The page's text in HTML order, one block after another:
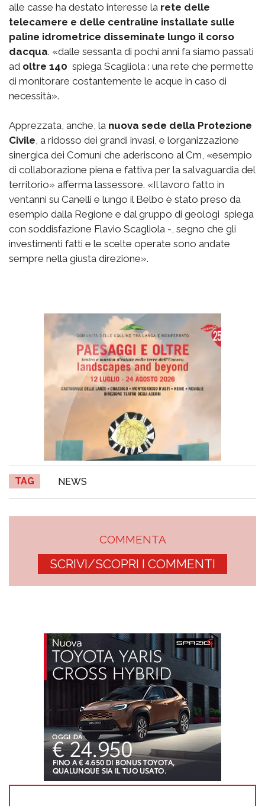
alle casse ha destato interesse la rete delle
telecamere e delle centraline installate sulle
paline idrometrice disseminate lungo il corso
dacqua. «dalle sessanta di pochi anni fa siamo passati
ad oltre 140  spiega Scagliola : una rete che permette
di monitorare costantemente le acque in caso di
necessità».
Apprezzata, anche, la nuova sede della Protezione
Civile , a ridosso dei grandi invasi, e lorganizzazione
sinergica dei Comuni che aderiscono al Cm, «esempio
di collaborazione piena e fattiva per la salvaguardia del
territorio» afferma lassessore. «Il lavoro fatto in
ventanni su Canelli e lungo il Belbo è stato preso da
esempio dalla Regione e dal gruppo di geologi  spiega
con soddisfazione Flavio Scagliola -, segno che gli
investimenti fatti e le scelte operate sono andate
sempre nella giusta direzione».
TAG NEWS
COMMENTA
SCRIVI/SCOPRI I COMMENTI